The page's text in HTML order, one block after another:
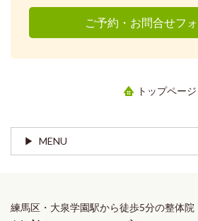
ご予約・お問合せフ
トップページ
MENU
練馬区・大泉学園駅から徒歩5分の整体院